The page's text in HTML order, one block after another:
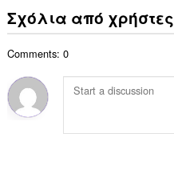
ε
ω
ο
γ
ε
:
α
θ
λ
ο
ο
β
α
ο
Σχόλια από χρήστες
Comments: 0